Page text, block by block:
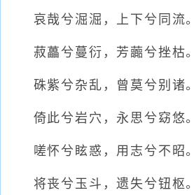
哀哉兮淈淈，上下兮同流。
菽藟兮蔓衍，芳虈兮挫枯。
硃紫兮杂乱，曾莫兮别诸。
倚此兮岩穴，永思兮窈悠。
嗟怀兮眩惑，用志兮不昭。
将丧兮玉斗，遗失兮钮枢。